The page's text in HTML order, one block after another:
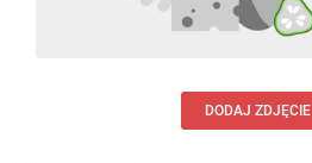
DODAJ ZDJĘCIE